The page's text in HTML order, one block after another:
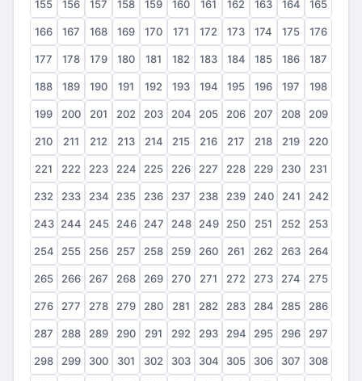
155 156 157 158 159 160 161 162 163 164 165
166 167 168 169 170 171 172 173 174 175 176
177 178 179 180 181 182 183 184 185 186 187
188 189 190 191 192 193 194 195 196 197 198
199 200 201 202 203 204 205 206 207 208 209
210 211 212 213 214 215 216 217 218 219 220
221 222 223 224 225 226 227 228 229 230 231
232 233 234 235 236 237 238 239 240 241 242
243 244 245 246 247 248 249 250 251 252 253
254 255 256 257 258 259 260 261 262 263 264
265 266 267 268 269 270 271 272 273 274 275
276 277 278 279 280 281 282 283 284 285 286
287 288 289 290 291 292 293 294 295 296 297
298 299 300 301 302 303 304 305 306 307 308